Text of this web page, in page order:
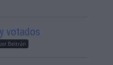
votados
Beltrán